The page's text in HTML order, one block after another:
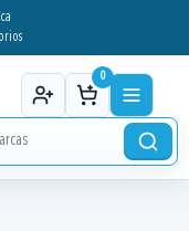
0